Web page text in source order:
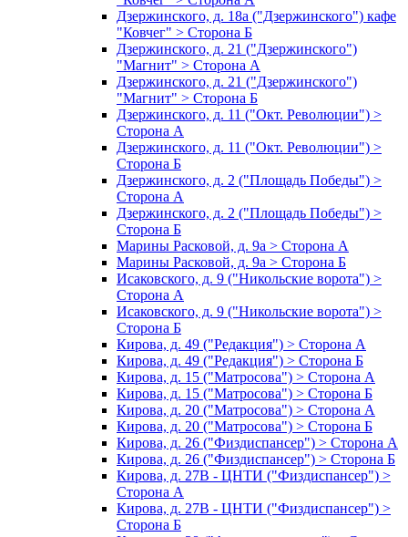
Дзержинского, д. 18а ("Дзержинского") кафе
"Ковчег" > Сторона Б
Дзержинского, д. 21 ("Дзержинского")
"Магнит" > Сторона А
Дзержинского, д. 21 ("Дзержинского")
"Магнит" > Сторона Б
Дзержинского, д. 11 ("Окт. Революции") >
Сторона А
Дзержинского, д. 11 ("Окт. Революции") >
Сторона Б
Дзержинского, д. 2 ("Площадь Победы") >
Сторона А
Дзержинского, д. 2 ("Площадь Победы") >
Сторона Б
Марины Расковой, д. 9а > Сторона А
Марины Расковой, д. 9а > Сторона Б
Исаковского, д. 9 ("Никольские ворота") >
Сторона А
Исаковского, д. 9 ("Никольские ворота") >
Сторона Б
Кирова, д. 49 ("Редакция") > Сторона А
Кирова, д. 49 ("Редакция") > Сторона Б
Кирова, д. 15 ("Матросова") > Сторона А
Кирова, д. 15 ("Матросова") > Сторона Б
Кирова, д. 20 ("Матросова") > Сторона А
Кирова, д. 20 ("Матросова") > Сторона Б
Кирова, д. 26 ("Физдиспансер") > Сторона А
Кирова, д. 26 ("Физдиспансер") > Сторона Б
Кирова, д. 27В - ЦНТИ ("Физдиспансер") >
Сторона А
Кирова, д. 27В - ЦНТИ ("Физдиспансер") >
Сторона Б